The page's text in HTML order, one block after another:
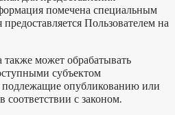
помечена специальным
Пользователем на
может обрабатывать
субъектом
опубликованию или
соответствии с законом.